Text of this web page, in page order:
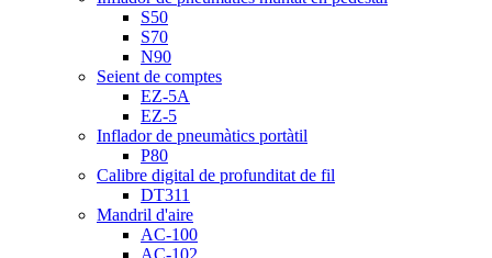
S50
S70
N90
Seient de comptes
EZ-5A
EZ-5
Inflador de pneumàtics portàtil
P80
Calibre digital de profunditat de fil
DT311
Mandril d'aire
AC-100
AC-102